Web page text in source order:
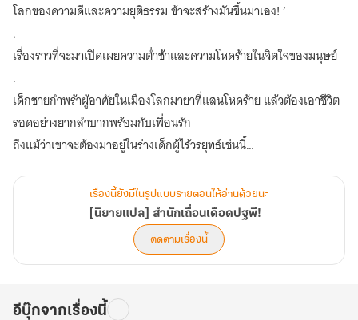
โลกของความดีและความยุติธรรม ข้าจะสร้างมันขึ้นมาเอง! ’
.
เรื่องราวที่จะมาเปิดเผยความต่ำช้าและความโหดร้ายในจิตใจของมนุษย์
.
เด็กชายกำพร้าผู้อาศัยในเมืองโลกมายาที่แสนโหดร้าย แล้วต้องเอาชีวิต
รอดอย่างยากลำบากพร้อมกับเพื่อนรัก
ถึงแม้ว่าเขาจะต้องมาอยู่ในร่างเด็กผู้ไร้วรยุทธ์เช่นนี้
หนทางสู่การสร้างโลกที่มีเพียงความยุติธรรมและกำจัดคนชั่วให้สิ้นซาก
อาจจะต้องใช้วิธีที่โหดร้ายกว่าที่พวกมันทำเสียอีก
เรื่องนี้ยังมีในรูปแบบรายตอนให้อ่านด้วยนะ
[นิยายแปล] สำนักเถื่อนเดือดปฐพี!
ติดตามเรื่องนี้
อีบุ๊กจากเรื่องนี้